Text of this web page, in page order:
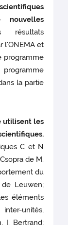
l'ONEMA et
programme
la partie
utilisent les
C et N
de M.
du
de Leuwen;
éléments
unités,
I. Bertrand;